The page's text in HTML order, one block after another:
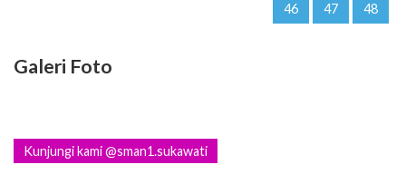
46 47 48
Galeri Foto
Kunjungi kami @sman1.sukawati